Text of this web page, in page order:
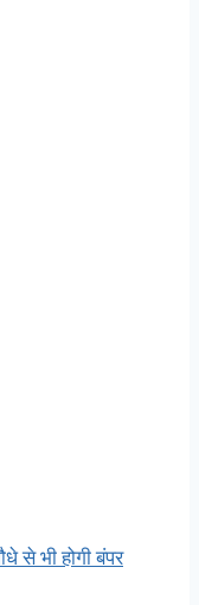
से भी होगी बंपर